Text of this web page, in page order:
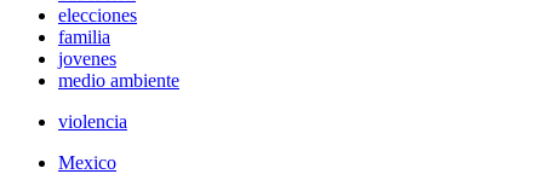
elecciones
familia
jovenes
medio ambiente
violencia
Mexico